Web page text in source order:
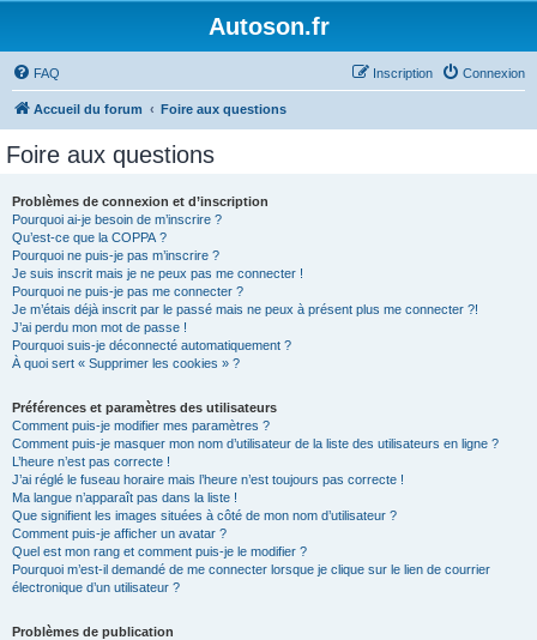
Autoson.fr
FAQ Connexion
Inscription
Accueil du forum Foire aux questions
Foire aux questions
Problèmes de connexion et d’inscription
Pourquoi ai-je besoin de m’inscrire ?
Qu’est-ce que la COPPA ?
Pourquoi ne puis-je pas m’inscrire ?
Je suis inscrit mais je ne peux pas me connecter !
Pourquoi ne puis-je pas me connecter ?
Je m’étais déjà inscrit par le passé mais ne peux à présent plus me connecter ?!
J’ai perdu mon mot de passe !
Pourquoi suis-je déconnecté automatiquement ?
À quoi sert « Supprimer les cookies » ?
Préférences et paramètres des utilisateurs
Comment puis-je modifier mes paramètres ?
Comment puis-je masquer mon nom d’utilisateur de la liste des utilisateurs en ligne ?
L’heure n’est pas correcte !
J’ai réglé le fuseau horaire mais l’heure n’est toujours pas correcte !
Ma langue n’apparaît pas dans la liste !
Que signifient les images situées à côté de mon nom d’utilisateur ?
Comment puis-je afficher un avatar ?
Quel est mon rang et comment puis-je le modifier ?
Pourquoi m’est-il demandé de me connecter lorsque je clique sur le lien de courrier
électronique d’un utilisateur ?
Problèmes de publication